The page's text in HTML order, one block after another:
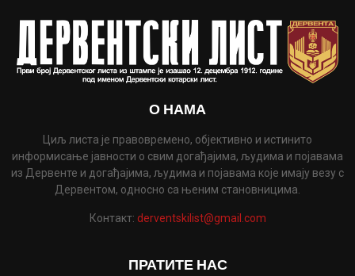
О НАМА
Циљ листа је правовремено, објективно и истинито
информисање јавности о свим догађајима, људима и појавама
из Дервенте и догађајима, људима и појавама које имају везу с
Дервентом, односно са њеним становницима.
Контакт: derventskilist@gmail.com
ПРАТИТЕ НАС